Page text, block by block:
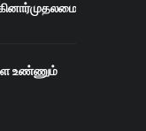
உண்ணும்